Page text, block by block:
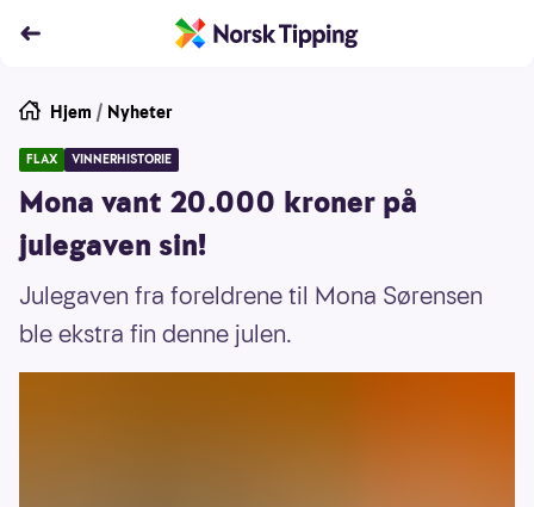
Hjem / Nyheter
FLAX VINNERHISTORIE
Mona vant 20.000 kroner på
julegaven sin!
Julegaven fra foreldrene til Mona Sørensen
ble ekstra fin denne julen.